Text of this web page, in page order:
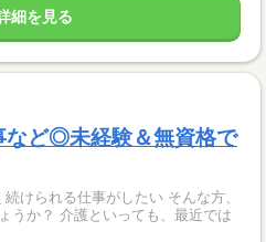
細を見る
など◎未経験＆無資格で
る仕事がしたい そんな方、
、最近では